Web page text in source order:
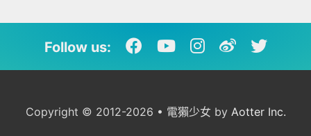
Follow us:
Copyright © 2012-2026 • 電獺少女 by Aotter Inc.